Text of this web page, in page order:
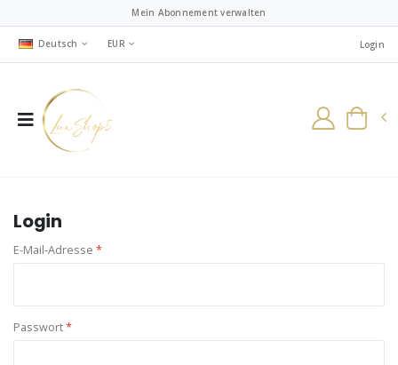
Mein Abonnement verwalten
Deutsch EUR Login
Login
E-Mail-Adresse *
Passwort*